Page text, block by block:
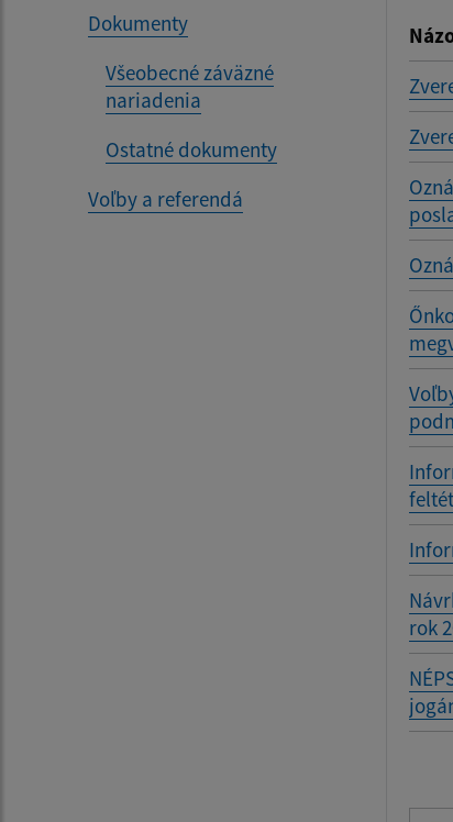
Dokumenty
Všeobecné záväzné
nariadenia
Ostatné dokumenty
Voľby a referendá
rok